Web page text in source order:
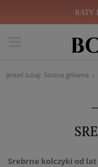
RATY
Jesteś tutaj: Strona główna
Srebrne kolczyki od